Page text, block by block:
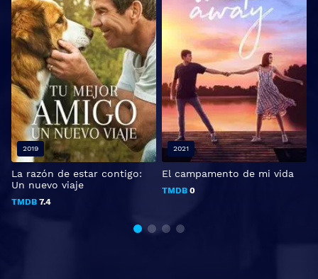
La razón de estar contigo:
Un nuevo viaje
TMDB 7.4
2019
El campamento de mi vida
TMDB 0
2021